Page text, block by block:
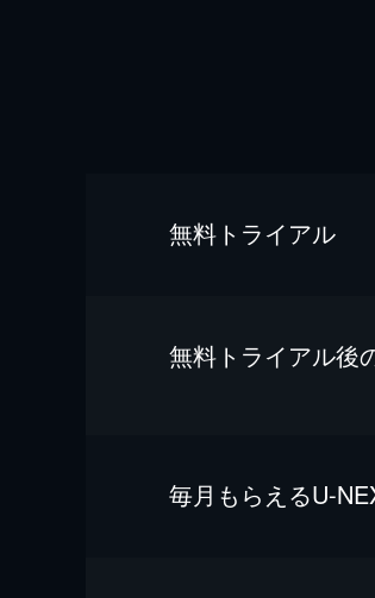
無料トライアル
無料トライアル後
毎⽉もらえるU-